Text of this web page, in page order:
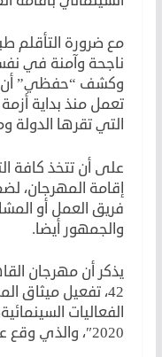
مع ضرورة التأقلم
ناجحة وآمنة في
وكشف “حفظي” أن
تعمل منذ بداية أزمة
التي تقرها الدولة
على أن تتخذ كافة
إقامة المهرجان،
فريق العمل أو
والجمهور أيضا.
يذكر أن مهرجان
42، تفعيل ميثاق
2020″، والذي وقع عليه العام الماضي.